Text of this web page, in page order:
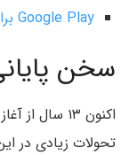
Google Play برای Android
سخن
اکنون ۱۳
تحولات زیادی در